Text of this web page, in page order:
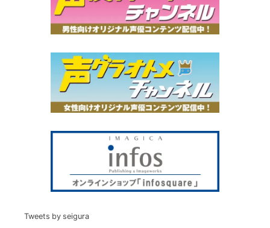
Tweets by seigura